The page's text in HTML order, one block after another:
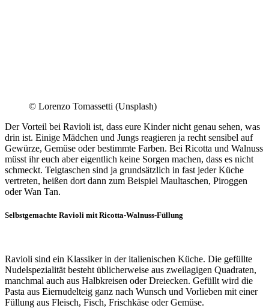
© Lorenzo Tomassetti (Unsplash)
Der Vorteil bei Ravioli ist, dass eure Kinder nicht genau sehen, was
drin ist. Einige Mädchen und Jungs reagieren ja recht sensibel auf
Gewürze, Gemüse oder bestimmte Farben. Bei Ricotta und Walnuss
müsst ihr euch aber eigentlich keine Sorgen machen, dass es nicht
schmeckt. Teigtaschen sind ja grundsätzlich in fast jeder Küche
vertreten, heißen dort dann zum Beispiel Maultaschen, Piroggen
oder Wan Tan.
Selbstgemachte Ravioli mit Ricotta-Walnuss-Füllung
Ravioli sind ein Klassiker in der italienischen Küche. Die gefüllte
Nudelspezialität besteht üblicherweise aus zweilagigen Quadraten,
manchmal auch aus Halbkreisen oder Dreiecken. Gefüllt wird die
Pasta aus Eiernudelteig ganz nach Wunsch und Vorlieben mit einer
Füllung aus Fleisch, Fisch, Frischkäse oder Gemüse.